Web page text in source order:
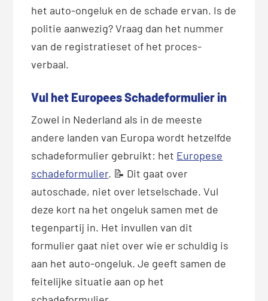
het auto-ongeluk en de schade ervan. Is de
politie aanwezig? Vraag dan het nummer
van de registratieset of het proces-
verbaal.
Vul het Europees Schadeformulier in
Zowel in Nederland als in de meeste
andere landen van Europa wordt hetzelfde
schadeformulier gebruikt: het Europese
schadeformulier. 📝 Dit gaat over
autoschade, niet over letselschade. Vul
deze kort na het ongeluk samen met de
tegenpartij in. Het invullen van dit
formulier gaat niet over wie er schuldig is
aan het auto-ongeluk. Je geeft samen de
feitelijke situatie aan op het